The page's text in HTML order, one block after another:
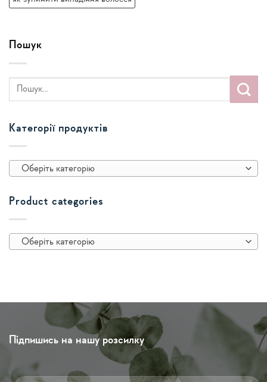
Пошук
Категорії продуктів
Оберіть категорію
Product categories
Оберіть категорію
Підпишись на нашу розсилку